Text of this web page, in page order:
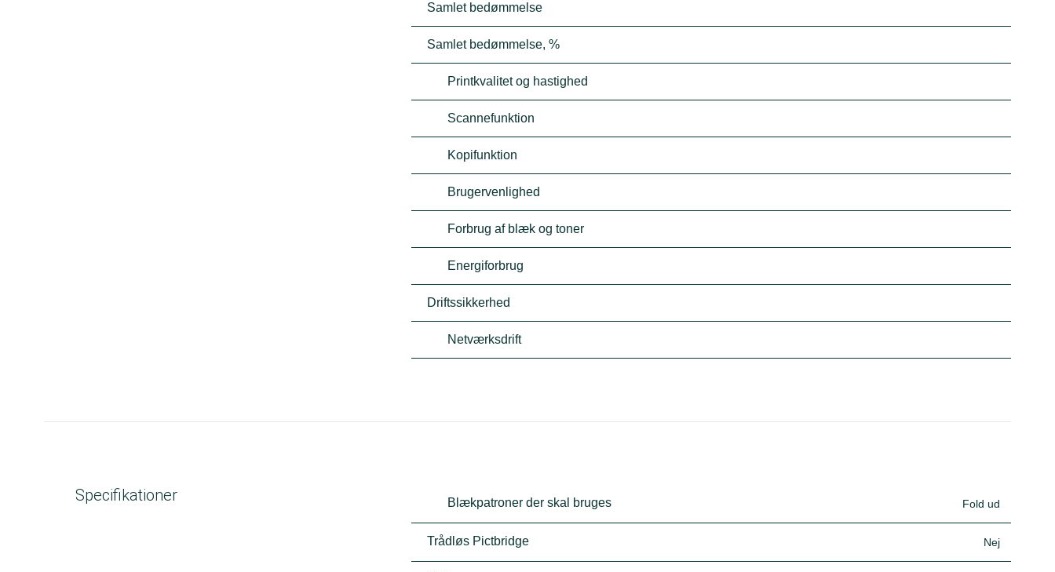
Samlet bedømmelse
Samlet bedømmelse, %
Printkvalitet og hastighed
Scannefunktion
Kopifunktion
Brugervenlighed
Forbrug af blæk og toner
Energiforbrug
Driftssikkerhed
Netværksdrift
Specifikationer Blækpatroner der skal bruges Fold ud
Trådløs Pictbridge Nej